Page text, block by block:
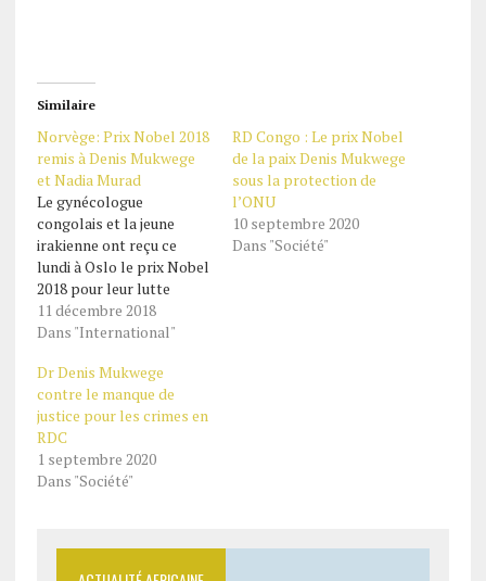
Similaire
Norvège: Prix Nobel 2018
remis à Denis Mukwege
et Nadia Murad
Le gynécologue
congolais et la jeune
irakienne ont reçu ce
lundi à Oslo le prix Nobel
2018 pour leur lutte
contre les violences et
l’esclavage sexuels. Ce
congolais de 63 ans, Dr
Denis Mukwege et
l’irakienne, Nadia Murad
ont rencontré le comité
Nobel à Oslo en
Norvège…
11 décembre 2018
Dans "International"
RD Congo : Le prix Nobel
de la paix Denis Mukwege
sous la protection de
l’ONU
10 septembre 2020
Dans "Société"
Dr Denis Mukwege
contre le manque de
justice pour les crimes en
RDC
1 septembre 2020
Dans "Société"